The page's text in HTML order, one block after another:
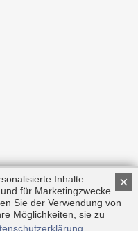
×
Inhalte
für Marketingzwecke.
Sie der Verwendung von
Möglichkeiten, sie zu